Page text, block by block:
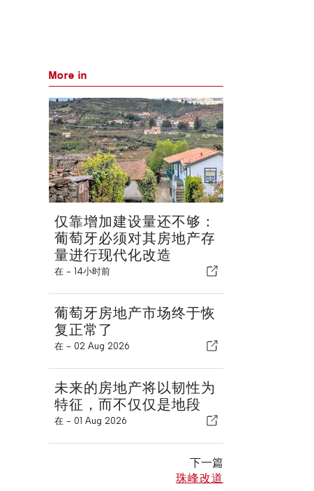
More in
仅靠增加建设量还不够：
葡萄牙必须对其房地产存
量进行现代化改造
在 - 14小时前
葡萄牙房地产市场终于恢
复正常了
在 - 02 Aug 2026
未来的房地产将以韧性为
特征，而不仅仅是地段
在 - 01 Aug 2026
下一篇
珠峰改道